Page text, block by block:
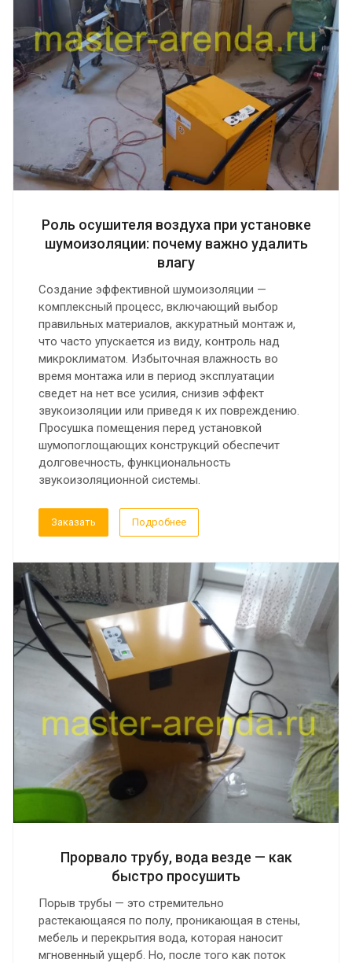
Роль осушителя воздуха при установке
шумоизоляции: почему важно удалить
влагу
Создание эффективной шумоизоляции —
комплексный процесс, включающий выбор
правильных материалов, аккуратный монтаж и,
что часто упускается из виду, контроль над
микроклиматом. Избыточная влажность во
время монтажа или в период эксплуатации
сведет на нет все усилия, снизив эффект
звукоизоляции или приведя к их повреждению.
Просушка помещения перед установкой
шумопоглощающих конструкций обеспечит
долговечность, функциональность
звукоизоляционной системы.
Заказать Подробнее
Прорвало трубу, вода везде — как
быстро просушить
Порыв трубы — это стремительно
растекающаяся по полу, проникающая в стены,
мебель и перекрытия вода, которая наносит
мгновенный ущерб. Но, после того как поток